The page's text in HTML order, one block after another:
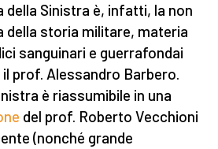
della Sinistra è, infatti, la non
della storia militare, materia
sanguinari e guerrafondai
prof. Alessandro Barbero.
è riassumibile in una
del prof. Roberto Vecchioni
(nonché grande